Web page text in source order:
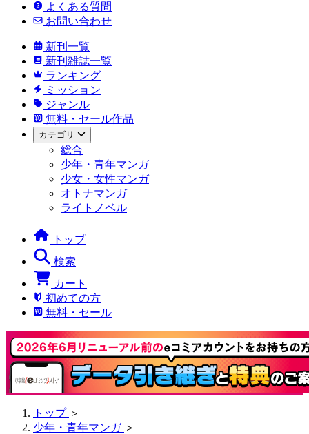
よくある質問
お問い合わせ
新刊一覧
新刊雑誌一覧
ランキング
ミッション
ジャンル
無料・セール作品
カテゴリ
総合
少年・青年マンガ
少女・女性マンガ
オトナマンガ
ライトノベル
トップ
検索
カート
初めての方
無料・セール
トップ ＞
少年・青年マンガ ＞